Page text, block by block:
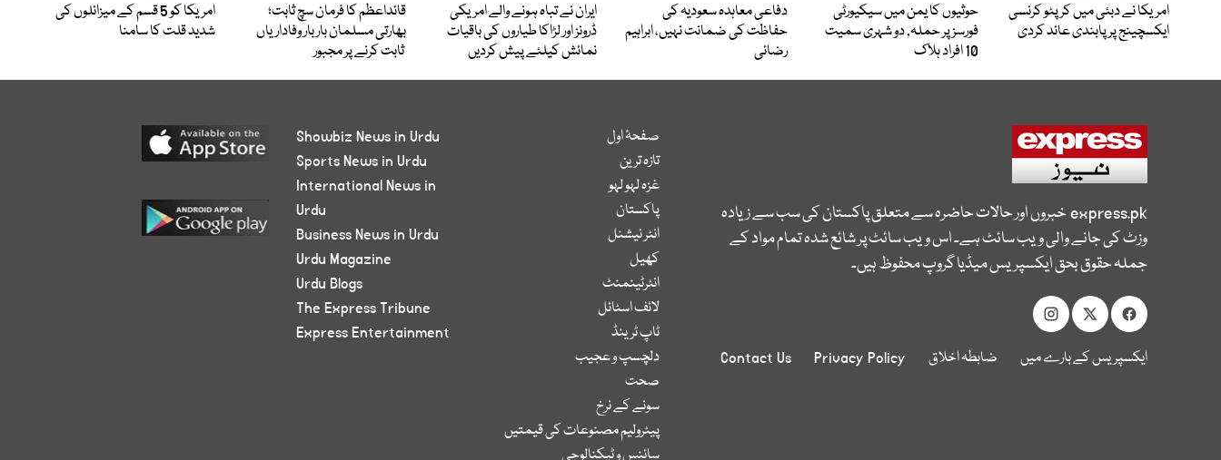
امریکا نے دبئی میں کرپٹو کرنسی
ایکسچینج پر پابندی عائد کردی
حوثیوں کا یمن میں سیکیورٹی
فورسز پر حملہ, دو شہری سمیت
10 افراد ہلاک
دفاعی معاہدہ سعودیہ کی
حفاظت کی ضمانت نہیں، ابراہیم
رضائی
ایران نے تباہ ہونے والے امریکی
ڈرونز اور لڑاکا طیاروں کی باقیات
نمائش کیلئے پیش کردیں
قائداعظم کا فرمان سچ ثابت؛
بھارتی مسلمان بار بار وفاداریاں
ثابت کرنے پر مجبور
امریکا کو 5 قسم کے میزائلوں کی
شدید قلت کا سامنا
express.pkخبروں اور حالات حاضرہ سے متعلق پاکستان کی سب سے زیادہ
وزٹ کی جانے والی ویب سائٹ ہے۔ اس ویب سائٹ پر شائع شدہ تمام مواد کے
جملہ حقوق بحق ایکسپریس میڈیا گروپ محفوظ ہیں۔
ایکسپریس کے بارے میں ضابطہ اخلاق Privacy Policy
Contact Us
صفحۂ اول
تازہ ترین
غزہ لہو لہو
پاکستان
انٹر نیشنل
کھیل
انٹرٹینمنٹ
لائف اسٹائل
ٹاپ ٹرینڈ
دلچسپ و عجیب
صحت
سونے کے نرخ
پیٹرولیم مصنوعات کی قیمتیں
سائنس و ٹیکنالوجی
Showbiz News in Urdu
Sports News in Urdu
International News in
Urdu
Business News in Urdu
Urdu Magazine
Urdu Blogs
The Express Tribune
Express Entertainment